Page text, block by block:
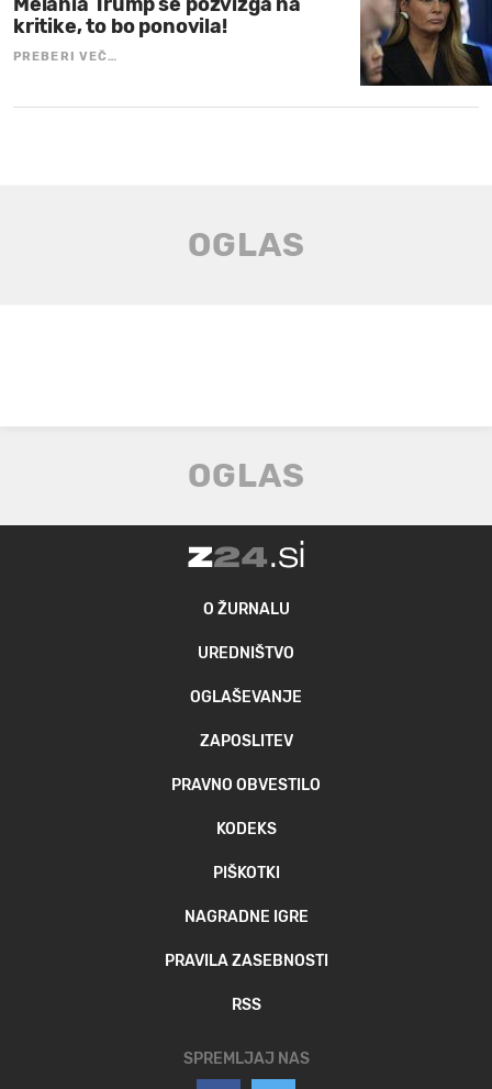
kritike, to bo ponovila!
PREBERI VEČ…
O ŽURNALU
UREDNIŠTVO
OGLAŠEVANJE
ZAPOSLITEV
PRAVNO OBVESTILO
KODEKS
PIŠKOTKI
NAGRADNE IGRE
PRAVILA ZASEBNOSTI
RSS
SPREMLJAJ NAS